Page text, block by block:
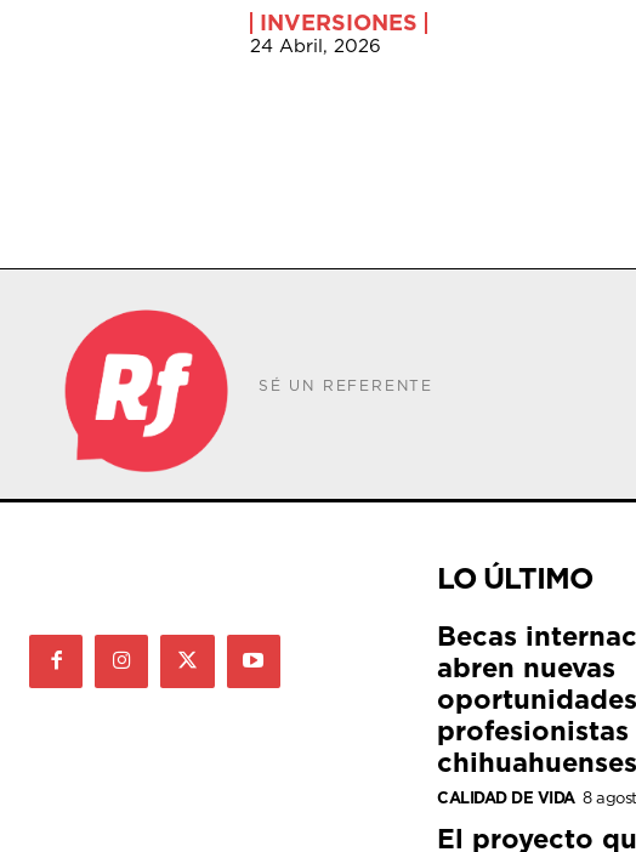
INVERSIONES
24 Abril, 2026
SÉ UN REFERENTE
LO ÚLTIMO
Becas
abren nuevas
profesionistas
chihuahuenses
CALIDAD DE VIDA 8
El proyecto